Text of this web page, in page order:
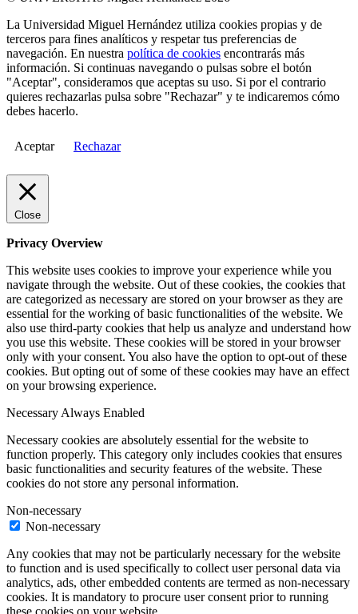
La Universidad Miguel Hernández utiliza cookies propias y de
terceros para fines analíticos y respetar tus preferencias de
navegación. En nuestra política de cookies encontrarás más
información. Si continuas navegando o pulsas sobre el botón
"Aceptar", consideramos que aceptas su uso. Si por el contrario
quieres rechazarlas pulsa sobre "Rechazar" y te indicaremos cómo
debes hacerlo.
Aceptar Rechazar
Close
Privacy Overview
This website uses cookies to improve your experience while you
navigate through the website. Out of these cookies, the cookies that
are categorized as necessary are stored on your browser as they are
essential for the working of basic functionalities of the website. We
also use third-party cookies that help us analyze and understand how
you use this website. These cookies will be stored in your browser
only with your consent. You also have the option to opt-out of these
cookies. But opting out of some of these cookies may have an effect
on your browsing experience.
Necessary Always Enabled
Necessary cookies are absolutely essential for the website to
function properly. This category only includes cookies that ensures
basic functionalities and security features of the website. These
cookies do not store any personal information.
Non-necessary
Non-necessary
Any cookies that may not be particularly necessary for the website
to function and is used specifically to collect user personal data via
analytics, ads, other embedded contents are termed as non-necessary
cookies. It is mandatory to procure user consent prior to running
these cookies on your website.